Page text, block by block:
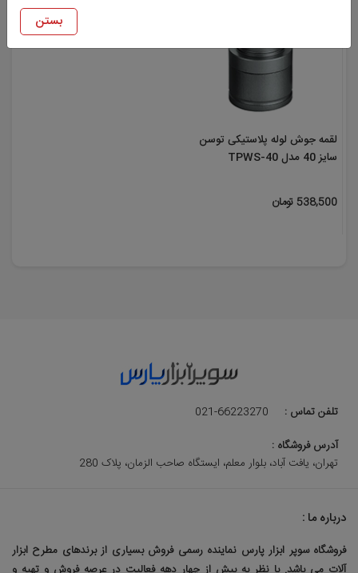
لقمه جوش لوله پلاستیکی توسن
سایز 40 مدل TPWS-40
538,500 تومان
تلفن تماس :
021-66223270
آدرس فروشگاه :
تهران، یافت آباد، بلوار معلم، ایستگاه صاحب الزمان، پلاک 280
درباره ما :
فروشگاه سوپر ابزار پارس نماینده رسمی فروش بسیاری از برندهای مطرح ابزار
بستن